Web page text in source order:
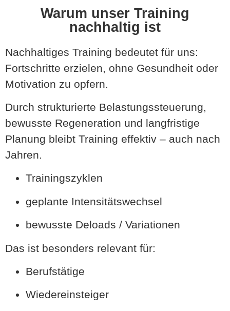
Warum unser Training
nachhaltig ist
Nachhaltiges Training bedeutet für uns:
Fortschritte erzielen, ohne Gesundheit oder
Motivation zu opfern.
Durch strukturierte Belastungssteuerung,
bewusste Regeneration und langfristige
Planung bleibt Training effektiv – auch nach
Jahren.
Trainingszyklen
geplante Intensitätswechsel
bewusste Deloads / Variationen
Das ist besonders relevant für:
Berufstätige
Wiedereinsteiger